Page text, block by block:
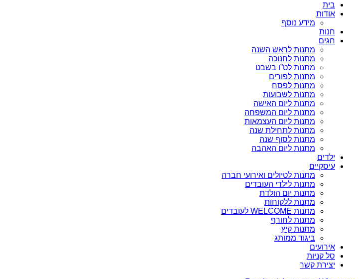
בית
אודות
מידע נוסף
חנות
חגים
מתנות לראש השנה
מתנות לחנוכה
מתנות לט”ו בשבט
מתנות לפורים
מתנות לפסח
מתנות לשבועות
מתנות ליום האישה
מתנות ליום המשפחה
מתנות ליום העצמאות
מתנות לתחילת שנה
מתנות לסוף שנה
מתנות ליום האהבה
ילדים
עיסקיים
מתנות לטיולים ואירועי חברה
מתנות לילדי העובדים
מתנות יום הולדת
מתנות ללקוחות
מתנות WELCOME לעובדים
מתנות לחורף
מתנות קיץ
ביגוד ממותג
אירועים
סל קניות
יצירת קשר